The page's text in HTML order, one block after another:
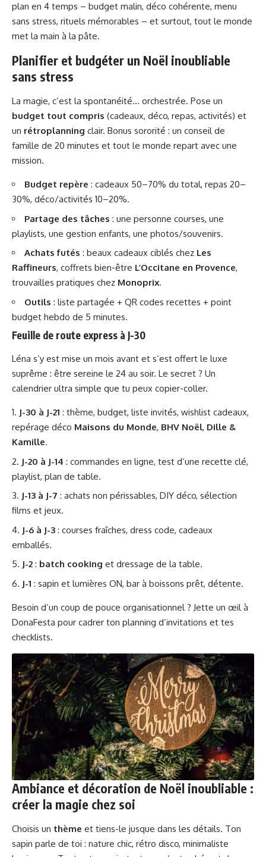
plan en 4 temps – budget malin, déco cohérente, menu
sans stress, rituels mémorables – et surtout, tout le monde
met la main à la pâte.
Planifier et budgéter un Noël inoubliable
sans stress
La magie, c’est la spontanéité… orchestrée. Pose un
budget tout compris (cadeaux, déco, repas, activités) et
un rétroplanning clair. Bonus sororité : un conseil de
famille de 20 minutes et tout le monde repart avec une
mission.
Budget repère : cadeaux 50–70% du total, repas 20–
30%, déco/activités 10–20%.
Partage des tâches : une personne courses, une
playlists, une gestion enfants, une photos/souvenirs.
Achats futés : beaux cadeaux ciblés chez Les
Raffineurs, coffrets bien-être L’Occitane en Provence,
trouvailles pratiques chez Monoprix.
Outils : liste partagée + QR codes recettes + point
budget hebdo de 5 minutes.
Feuille de route express à J-30
Léna s’y est mise un mois avant et s’est offert le luxe
suprême : être sereine le 24 au soir. Le secret ? Un
calendrier ultra simple que tu peux copier-coller.
J-30 à J-21 : thème, budget, liste invités, wishlist cadeaux,
repérage déco Maisons du Monde, BHV Noël, Dille &
Kamille.
J-20 à J-14 : commandes en ligne, test d’une recette clé,
playlist, plan de table.
J-13 à J-7 : achats non périssables, DIY déco, sélection
films et jeux.
J-6 à J-3 : courses fraîches, dress code, cadeaux
emballés.
J-2 : batch cooking et dressage de la table.
J-1 : sapin et lumières ON, bar à boissons prêt, détente.
Besoin d’un coup de pouce organisationnel ? Jette un œil à
DonaFesta pour cadrer ton planning d’invitations et tes
checklists.
Ambiance et décoration de Noël inoubliable :
créer la magie chez soi
Choisis un thème et tiens-le jusque dans les détails. Ton
sapin parle de toi : nature chic, rétro disco, minimaliste